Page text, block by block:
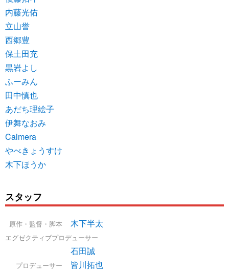
内藤光佑
立山誉
西郷豊
保土田充
黒岩よし
ふーみん
田中慎也
あだち理絵子
伊舞なおみ
Calmera
やべきょうすけ
木下ほうか
スタッフ
原作・監督・脚本 木下半太
エグゼクティブプロデューサー
石田誠
プロデューサー
皆川拓也